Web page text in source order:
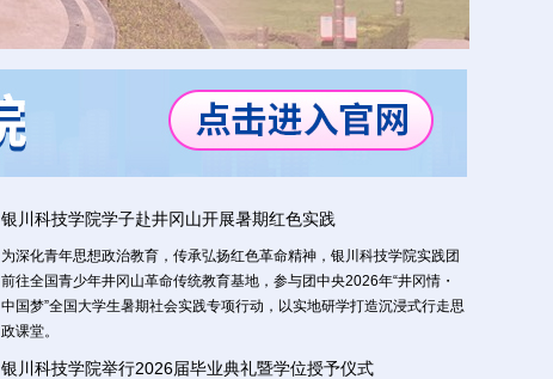
银川科技学院学子赴井冈山开展暑期红色实践
为深化青年思想政治教育，传承弘扬红色革命精神，银川科技学院实践团
前往全国青少年井冈山革命传统教育基地，参与团中央2026年“井冈情・
中国梦”全国大学生暑期社会实践专项行动，以实地研学打造沉浸式行走思
政课堂。
银川科技学院举行2026届毕业典礼暨学位授予仪式